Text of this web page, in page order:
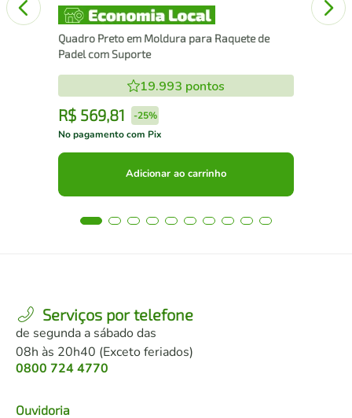
Quadro Preto em Moldura para Raquete de
Padel com Suporte
19.993 pontos
R$ 569,81 -25%
No pagamento com Pix
Adicionar ao carrinho
Serviços por telefone
de segunda a sábado das
08h às 20h40 (Exceto feriados)
0800 724 4770
Ouvidoria